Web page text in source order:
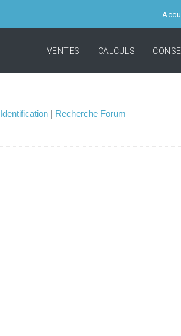
VENTES CALCULS
Identification | Recherche Forum